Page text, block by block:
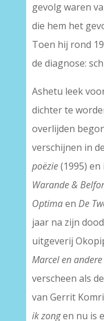
gevolg waren
die hem het
Toen hij rond
de diagnose:
Ashetu leek
dichter te
overlijden
verschijnen in de
poëzie(1995)
Warande & Belfor
Optimaen De
jaar na zijn
uitgeverij
Marcel en
verscheen als
van Gerrit
ik zongen nu is